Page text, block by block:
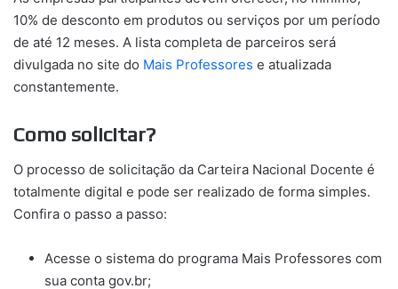
10% de desconto em produtos ou serviços por um período
de até 12 meses. A lista completa de parceiros será
divulgada no site do Mais Professores e atualizada
constantemente.
Como solicitar?
O processo de solicitação da Carteira Nacional Docente é
totalmente digital e pode ser realizado de forma simples.
Confira o passo a passo:
Acesse o sistema do programa Mais Professores com
sua conta gov.br;